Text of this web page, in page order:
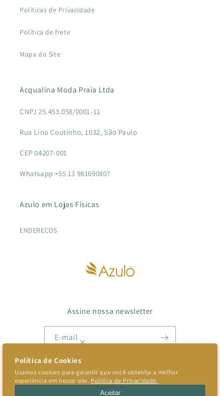
Políticas de Privacidade
Política de frete
Mapa do Site
Acqualina Moda Praia Ltda
CNPJ 25.453.058/0001-11
Rua Lino Coutinho, 1032, São Paulo
CEP 04207-001
Whatsapp +55 13 981690807
Azulo em Lojas Físicas
ENDEREÇOS
Assine nossa newsletter
E-mail
Facebook